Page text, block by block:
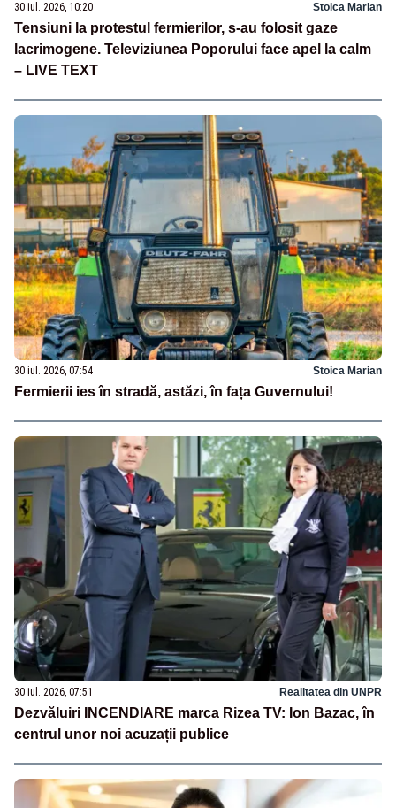
30 iul. 2026, 10:20 Stoica Marian
Tensiuni la protestul fermierilor, s-au folosit gaze
lacrimogene. Televiziunea Poporului face apel la calm
– LIVE TEXT
30 iul. 2026, 07:54 Stoica Marian
Fermierii ies în stradă, astăzi, în fața Guvernului!
30 iul. 2026, 07:51 Realitatea din UNPR
Dezvăluiri INCENDIARE marca Rizea TV: Ion Bazac, în
centrul unor noi acuzații publice